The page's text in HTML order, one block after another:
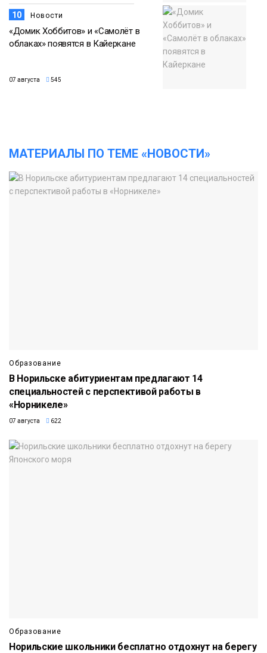
10 Новости
«Домик Хоббитов» и «Самолёт в
облаках» появятся в Кайеркане
07 августа 545
МАТЕРИАЛЫ ПО ТЕМЕ «НОВОСТИ»
Образование
В Норильске абитуриентам предлагают 14
специальностей с перспективой работы в
«Норникеле»
07 августа 622
Образование
Норильские школьники бесплатно отдохнут на берегу